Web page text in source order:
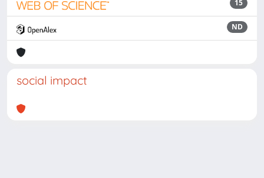
15
ND
social impact